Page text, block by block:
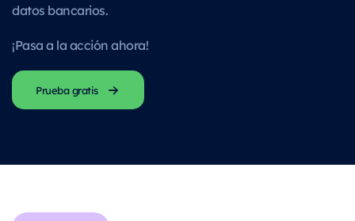
datos bancarios.
¡Pasa a la acción ahora!
Prueba gratis